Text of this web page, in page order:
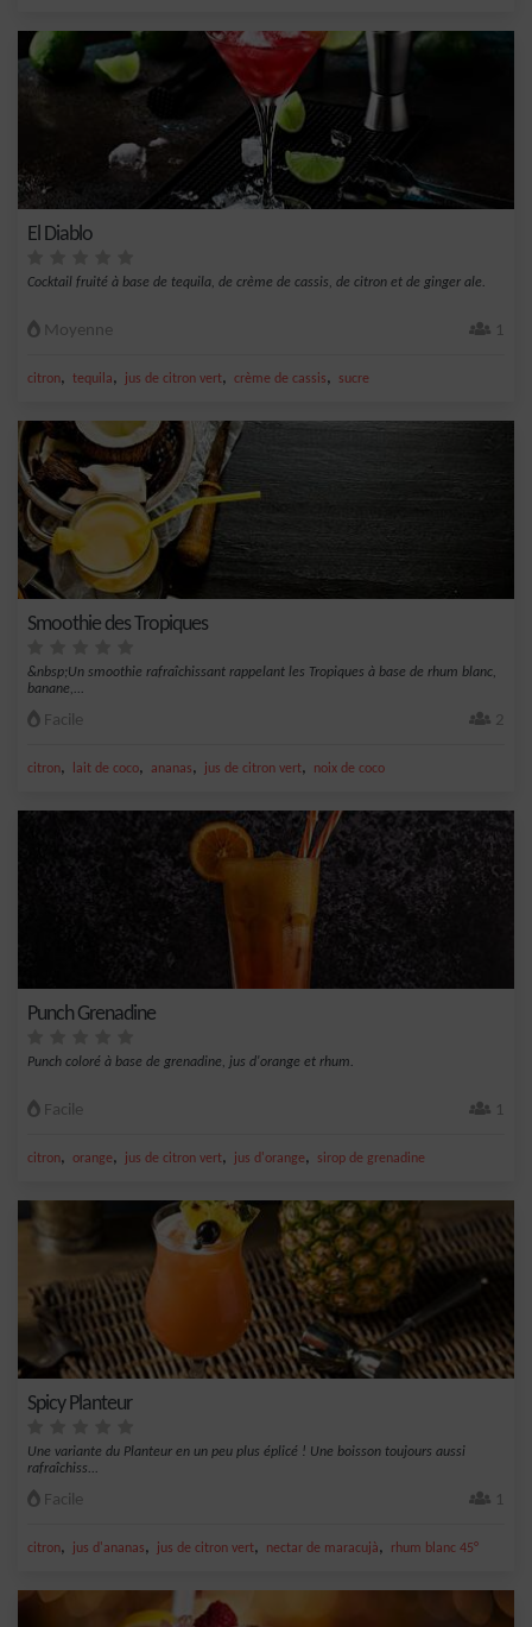
El Diablo
Cocktail fruité à base de tequila, de crème de cassis, de citron et de ginger ale.
Moyenne 1
citron, tequila, jus de citron vert, crème de cassis, sucre
Smoothie des Tropiques
&nbsp;Un smoothie rafraîchissant rappelant les Tropiques à base de rhum blanc,
banane,...
Facile 2
citron, lait de coco, ananas, jus de citron vert, noix de coco
Punch Grenadine
Punch coloré à base de grenadine, jus d'orange et rhum.
Facile 1
citron, orange, jus de citron vert, jus d'orange, sirop de grenadine
Spicy Planteur
Une variante du Planteur en un peu plus éplicé ! Une boisson toujours aussi
rafraîchiss...
Facile 1
citron, jus d'ananas, jus de citron vert, nectar de maracujà, rhum blanc 45°